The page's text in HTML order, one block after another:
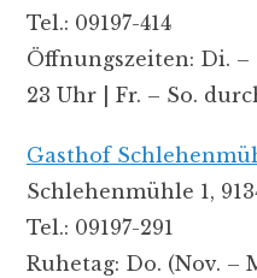
Tel.: 09197-414
Öffnungszeiten: Di. –
23 Uhr | Fr. – So.
Gasthof
Schlehenmühle 1,
Tel.: 09197-291
Ruhetag: Do. (Nov. –